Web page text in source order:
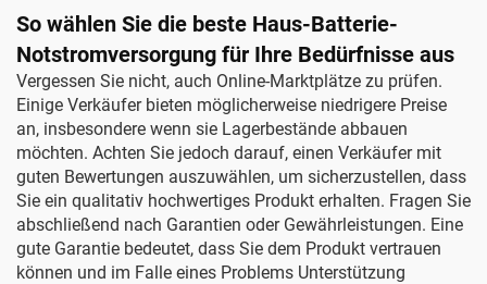
So wählen Sie die beste Haus-Batterie-
Notstromversorgung für Ihre Bedürfnisse aus
Vergessen Sie nicht, auch Online-Marktplätze zu prüfen.
Einige Verkäufer bieten möglicherweise niedrigere Preise
an, insbesondere wenn sie Lagerbestände abbauen
möchten. Achten Sie jedoch darauf, einen Verkäufer mit
guten Bewertungen auszuwählen, um sicherzustellen, dass
Sie ein qualitativ hochwertiges Produkt erhalten. Fragen Sie
abschließend nach Garantien oder Gewährleistungen. Eine
gute Garantie bedeutet, dass Sie dem Produkt vertrauen
können und im Falle eines Problems Unterstützung